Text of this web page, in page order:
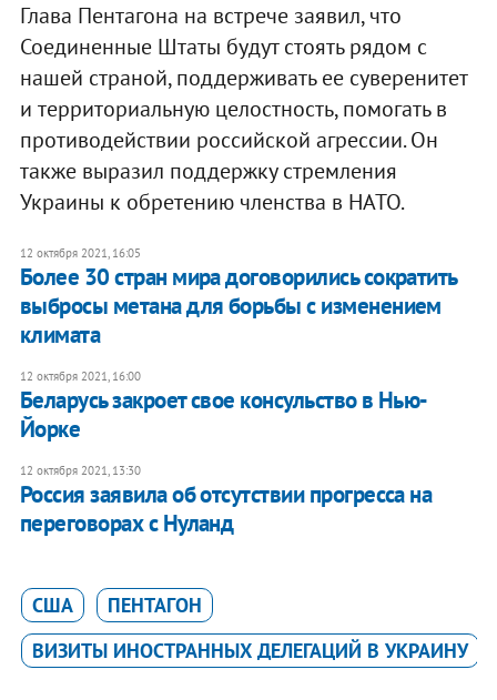
Глава Пентагона на встрече заявил, что
Соединенные Штаты будут стоять рядом с
нашей страной, поддерживать ее суверенитет
и территориальную целостность, помогать в
противодействии российской агрессии. Он
также выразил поддержку стремления
Украины к обретению членства в НАТО.
12 октября 2021, 16:05
Более 30 стран мира договорились сократить
выбросы метана для борьбы с изменением
климата
12 октября 2021, 16:00
Беларусь закроет свое консульство в Нью-
Йорке
12 октября 2021, 13:30
Россия заявила об отсутствии прогресса на
переговорах с Нуланд
США
ПЕНТАГОН
ВИЗИТЫ ИНОСТРАННЫХ ДЕЛЕГАЦИЙ В УКРАИНУ